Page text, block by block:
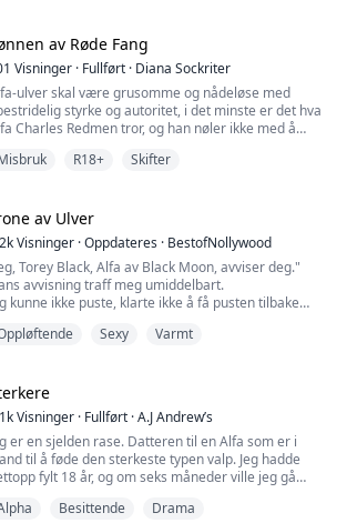
til stedet han bare kjenner fra drømmene sine.
av Røde Fang
Visninger · Fullført · Diana Sockriter
ulver skal være grusomme og nådeløse med
styrke og autoritet, i det minste er det hva
Charles Redmen tror, og han nøler ikke med å
Cole Redmen er den yngste av seks født til Alfa
som svak og uverdig til sitt eget liv. Han blir d...
R18+ Skifter
av Ulver
Visninger ·Oppdateres · BestofNollywood
Torey Black, Alfa av Black Moon, avviser deg."
avvisning traff meg umiddelbart.
kunne ikke puste, klarte ikke å få pusten tilbake
og jeg klarte ikke å holde meg sammen mens jeg
kunne ikke engang trøste ulven min, hun trakk seg
tilbake til baksiden av sinnet...
Sexy Varmt
Visninger · Fullført ·A.J Andrew’s
er en sjelden rase. Datteren til en Alfa som er i
til å føde den sterkeste typen valp. Jeg hadde
fylt 18 år, og om seks måneder ville jeg gå
Så foreldrene mine hadde invitert flokkledere og
Besittende Drama